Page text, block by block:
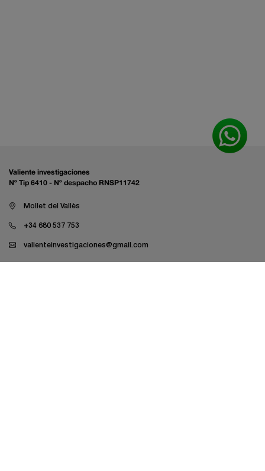
Valiente investigaciones
Nº Tip 6410 - Nº despacho RNSP11742
Mollet del Vallès
+34 680 537 753
valienteinvestigaciones@gmail.com